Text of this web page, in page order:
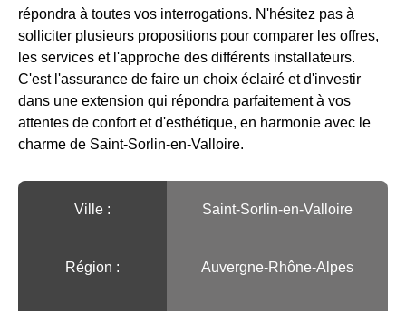
répondra à toutes vos interrogations. N'hésitez pas à
solliciter plusieurs propositions pour comparer les offres,
les services et l'approche des différents installateurs.
C'est l'assurance de faire un choix éclairé et d'investir
dans une extension qui répondra parfaitement à vos
attentes de confort et d'esthétique, en harmonie avec le
charme de Saint-Sorlin-en-Valloire.
Ville :️ Saint-Sorlin-en-Valloire
Région :️ Auvergne-Rhône-Alpes